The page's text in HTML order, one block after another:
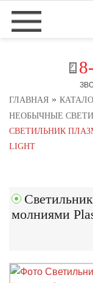
ГЛАВНАЯ »
НЕОБЫЧНЫЕ
СВЕТИЛЬНИК
LIGHT
молниями